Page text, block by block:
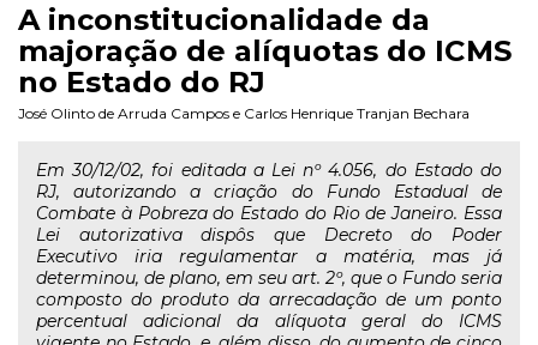
A inconstitucionalidade da
majoração de alíquotas do ICMS
no Estado do RJ
José Olinto de Arruda Campos e Carlos Henrique Tranjan Bechara
Em 30/12/02, foi editada a Lei nº 4.056, do Estado do
RJ, autorizando a criação do Fundo Estadual de
Combate à Pobreza do Estado do Rio de Janeiro. Essa
Lei autorizativa dispôs que Decreto do Poder
Executivo iria regulamentar a matéria, mas já
determinou, de plano, em seu art. 2º, que o Fundo seria
composto do produto da arrecadação de um ponto
percentual adicional da alíquota geral do ICMS